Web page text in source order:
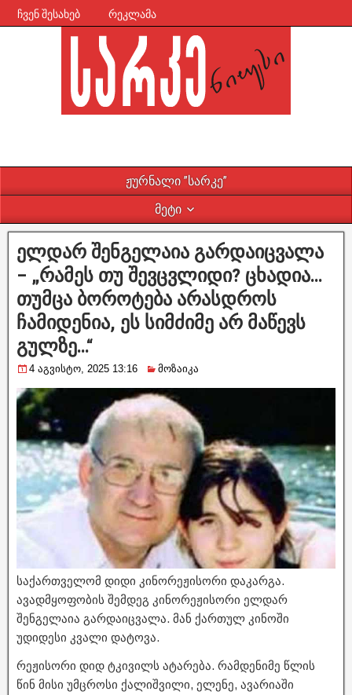
ჩვენ შესახებ რეკლამა
ჟურნალი ”სარკე”
მეტი
ელდარ შენგელაია გარდაიცვალა
– „რამეს თუ შევცვლიდი? ცხადია…
თუმცა ბოროტება არასდროს
ჩამიდენია, ეს სიმძიმე არ მაწევს
გულზე…“
4 აგვისტო, 2025 13:16 მოზაიკა
საქართველომ დიდი კინორეჟისორი დაკარგა.
ავადმყოფობის შემდეგ კინორეჟისორი ელდარ
შენგელაია გარდაიცვალა. მან ქართულ კინოში
უდიდესი კვალი დატოვა.
რეჟისორი დიდ ტკივილს ატარება. რამდენიმე წლის
წინ მისი უმცროსი ქალიშვილი, ელენე, ავარიაში